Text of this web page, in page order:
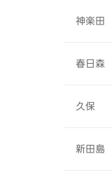
神楽田
春日森
久保
新田島